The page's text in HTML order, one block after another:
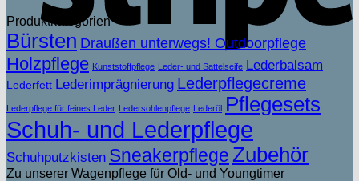
Produktkategorien
Bürsten Draußen unterwegs! Outdoorpflege
Holzpflege Kunststoffpflege Leder- und Sattelseife Lederbalsam
Lederfett Lederimprägnierung Lederpflegecreme
Lederpflege für feines Leder Ledersohlenpflege Lederöl Pflegesets
Schuh- und Lederpflege
Schuhputzkisten Sneakerpflege Zubehör
Zu unserer Wagenpflege für Old- und Youngtimer